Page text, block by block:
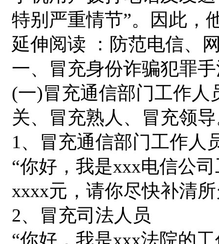
特别严重情节”。因此，
延伸阅读 ：防范电信、
一、冒充身份诈骗犯罪
(一)冒充通信部门工作人
关、冒充熟人、冒充领
1、冒充通信部门工作人
“你好，我是xxx电信公
xxxx元，请你尽快补清
2、冒充司法人员
“你好，我是xxx法院的